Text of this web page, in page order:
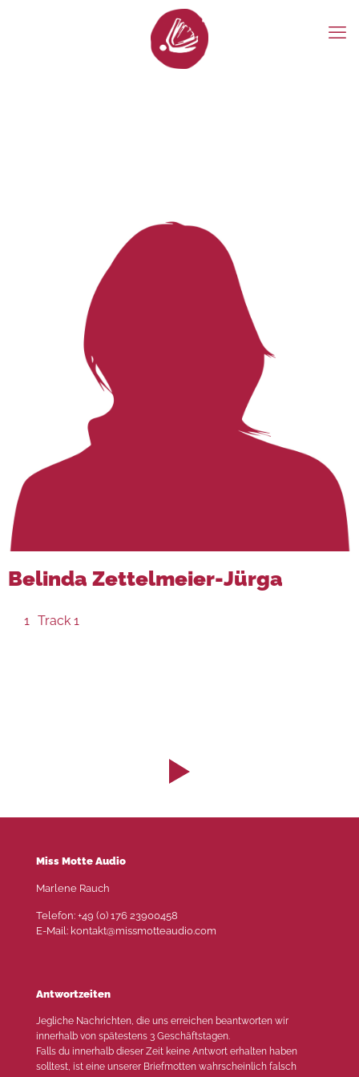
Belinda Zettelmeier-Jürga
1 Track 1
Miss Motte Audio
Marlene Rauch
Telefon: +49 (0) 176 23900458
E-Mail: kontakt@missmotteaudio.com
Antwortzeiten
Jegliche Nachrichten, die uns erreichen beantworten wir
innerhalb von spätestens 3 Geschäftstagen.
Falls du innerhalb dieser Zeit keine Antwort erhalten haben
solltest, ist eine unserer Briefmotten wahrscheinlich falsch